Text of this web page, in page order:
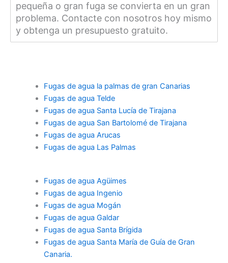
pequeña o gran fuga se convierta en un gran
problema. Contacte con nosotros hoy mismo
y obtenga un presupuesto gratuito.
Fugas de agua la palmas de gran Canarias
Fugas de agua Telde
Fugas de agua Santa Lucía de Tirajana
Fugas de agua San Bartolomé de Tirajana
Fugas de agua Arucas
Fugas de agua Las Palmas
Fugas de agua Agüimes
Fugas de agua Ingenio
Fugas de agua Mogán
Fugas de agua Galdar
Fugas de agua Santa Brígida
Fugas de agua Santa María de Guía de Gran
Canaria.